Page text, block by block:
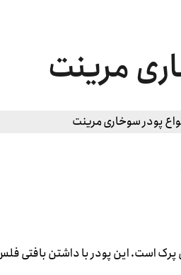
مرینت
پرک است. این پودر با داشتن بافتی